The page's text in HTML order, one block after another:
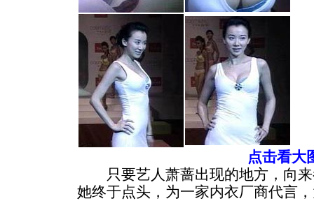
点击看大
只要艺人萧蔷出现的地方，向来
她终于点头，为一家内衣厂商代言